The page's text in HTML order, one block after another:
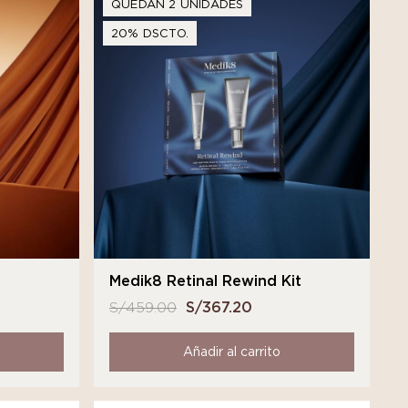
QUEDAN 2 UNIDADES
20% DSCTO.
Medik8 Retinal Rewind Kit
S/459.00 El
precio
original
era:
S/367.20
precio
actual
es:
Añadir al carrito